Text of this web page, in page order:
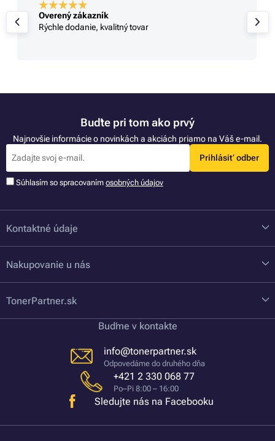
Overený zákazník
Rýchle dodanie, kvalitný tovar
Buďte pri tom ako prvý
Najnovšie informácie o novinkách a akciách priamo na Váš e-mail.
Prihlásiť odber
Súhlasím so spracovaním osobných údajov
Kontaktné údaje
Nakupovanie u nás
TonerPartner.sk
Buďme v kontakte
info@tonerpartner.sk
Odpovedáme do druhého dňa
+421 2 330 068 77
Po–Pi 8:00 – 16:00
Sledujte nás na Facebooku